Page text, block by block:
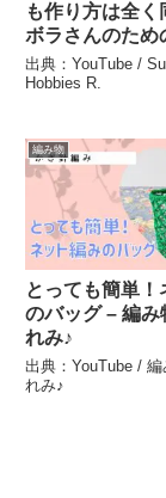
も作り方は全く
ボラさんのため
トップ 🧶とじ
グラニーのシー
プダウンセー
編み】 –
Hobbies R.
出典：YouTube /
Hobbies R.
編み物
とっても簡単！
のバッグ – 編
れみ♪
出典：YouTube /
れみ♪